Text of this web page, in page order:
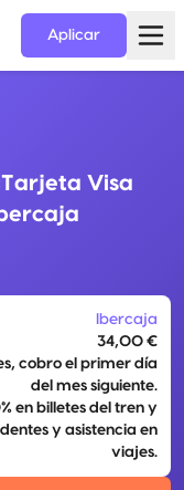
Aplicar
Visa
Ibercaja
34,00 €
cobro el primer día
del mes siguiente.
en billetes del tren y
y asistencia en
viajes.